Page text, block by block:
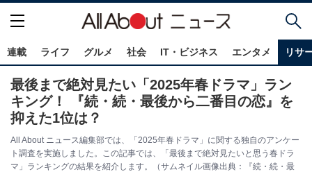
連載 ライフ グルメ 社会 IT・ビジネス エンタメ リサ
最後まで絶対見たい「2025年春ドラマ」ラン
キング！ 『続・続・最後から二番目の恋』を
抑えた1位は？
All About ニュース編集部では、「2025年春ドラマ」に関する独自のアンケー
ト調査を実施しました。この記事では、「最後まで絶対見たいと思う春ドラ
マ」ランキングの結果を紹介します。（サムネイル画像出典：『続・続・最